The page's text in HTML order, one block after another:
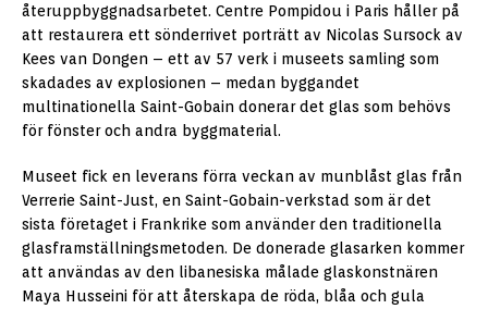
återuppbyggnadsarbetet. Centre Pompidou i Paris håller på
att restaurera ett sönderrivet porträtt av Nicolas Sursock av
Kees van Dongen – ett av 57 verk i museets samling som
skadades av explosionen – medan byggandet
multinationella Saint-Gobain donerar det glas som behövs
för fönster och andra byggmaterial.
Museet fick en leverans förra veckan av munblåst glas från
Verrerie Saint-Just, en Saint-Gobain-verkstad som är det
sista företaget i Frankrike som använder den traditionella
glasframställningsmetoden. De donerade glasarken kommer
att användas av den libanesiska målade glaskonstnären
Maya Husseini för att återskapa de röda, blåa och gula